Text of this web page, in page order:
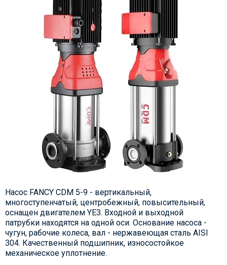
Насос FANCY CDM 5-9 - вертикальный,
многоступенчатый, центробежный, повысительный,
оснащен двигателем YE3. Входной и выходной
патрубки находятся на одной оси. Основание насоса -
чугун, рабочие колеса, вал - нержавеющая сталь AISI
304. Качественный подшипник, износостойкое
механическое уплотнение.